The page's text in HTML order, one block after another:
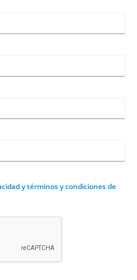
y términos y condiciones de